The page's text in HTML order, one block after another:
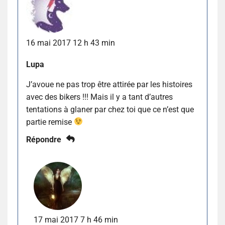
16 mai 2017 12 h 43 min
Lupa
J’avoue ne pas trop être attirée par les histoires
avec des bikers !!! Mais il y a tant d’autres
tentations à glaner par chez toi que ce n’est que
partie remise
Répondre
17 mai 2017 7 h 46 min